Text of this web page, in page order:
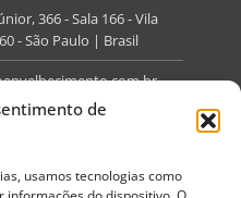
de
usamos tecnologias como
366 - Sala 166 - Vila
- São Paulo | Brasil